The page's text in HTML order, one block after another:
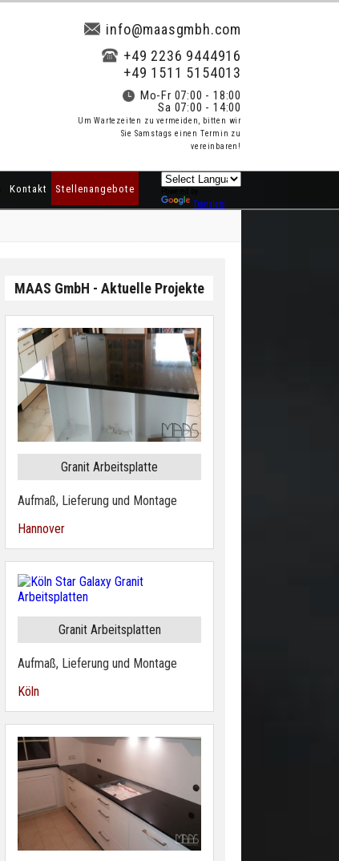
info@maasgmbh.com
+49 2236 9444916
+49 1511 5154013
Mo-Fr 07:00 - 18:00
Sa 07:00 - 14:00
Um Wartezeiten zu vermeiden, bitten wir
Sie Samstags einen Termin zu
vereinbaren!
Kontakt Stellenangebote
Translate
MAAS GmbH - Aktuelle Projekte
Granit Arbeitsplatte
Aufmaß, Lieferung und Montage
Hannover
Granit Arbeitsplatten
Aufmaß, Lieferung und Montage
Köln